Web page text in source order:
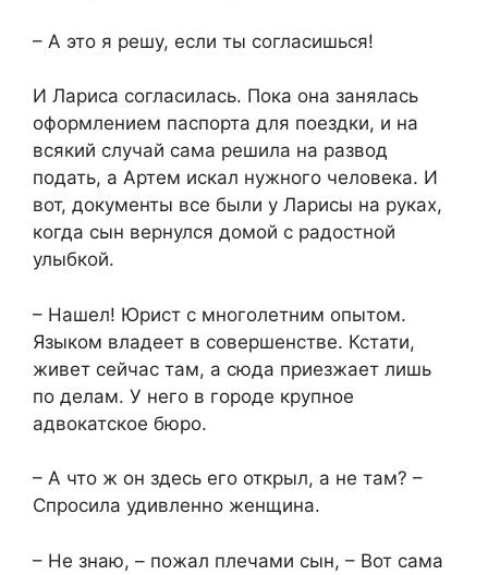
– А это я решу, если ты согласишься!
И Лариса согласилась. Пока она занялась
оформлением паспорта для поездки, и на
всякий случай сама решила на развод
подать, а Артем искал нужного человека. И
вот, документы все были у Ларисы на руках,
когда сын вернулся домой с радостной
улыбкой.
– Нашел! Юрист с многолетним опытом.
Языком владеет в совершенстве. Кстати,
живет сейчас там, а сюда приезжает лишь
по делам. У него в городе крупное
адвокатское бюро.
– А что ж он здесь его открыл, а не там? –
Спросила удивленно женщина.
– Не знаю, – пожал плечами сын, – Вот сама